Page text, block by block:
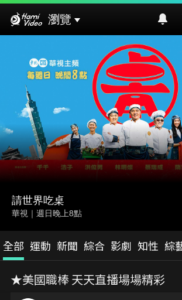
瀏覽
請世界吃桌
華視｜週日晚上8點
全部 運動 新聞 綜合 影劇 知性 綜
★美國職棒 天天直播場場精彩